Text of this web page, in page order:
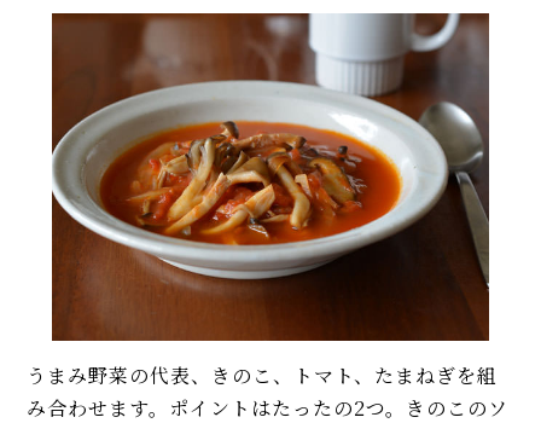
うまみ野菜の代表、きのこ、トマト、たまねぎを組
み合わせます。ポイントはたったの2つ。きのこのソ